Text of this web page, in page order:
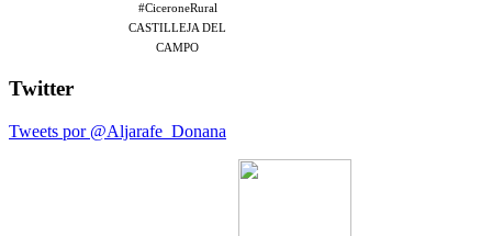
#CiceroneRural
CASTILLEJA DEL
CAMPO
Twitter
Tweets por @Aljarafe_Donana